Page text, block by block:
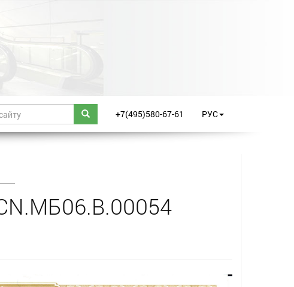
+7(495)580-67-61 РУС